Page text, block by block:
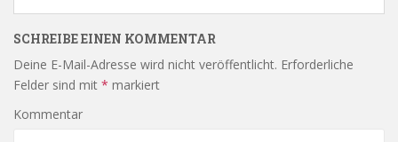
SCHREIBE EINEN KOMMENTAR
Deine E-Mail-Adresse wird nicht veröffentlicht. Erforderliche
Felder sind mit * markiert
Kommentar